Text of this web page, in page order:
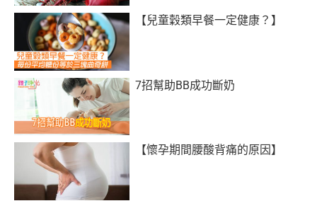
【兒童穀類早餐一定健康？】
7招幫助BB成功斷奶
【懷孕期間腰酸背痛的原因】